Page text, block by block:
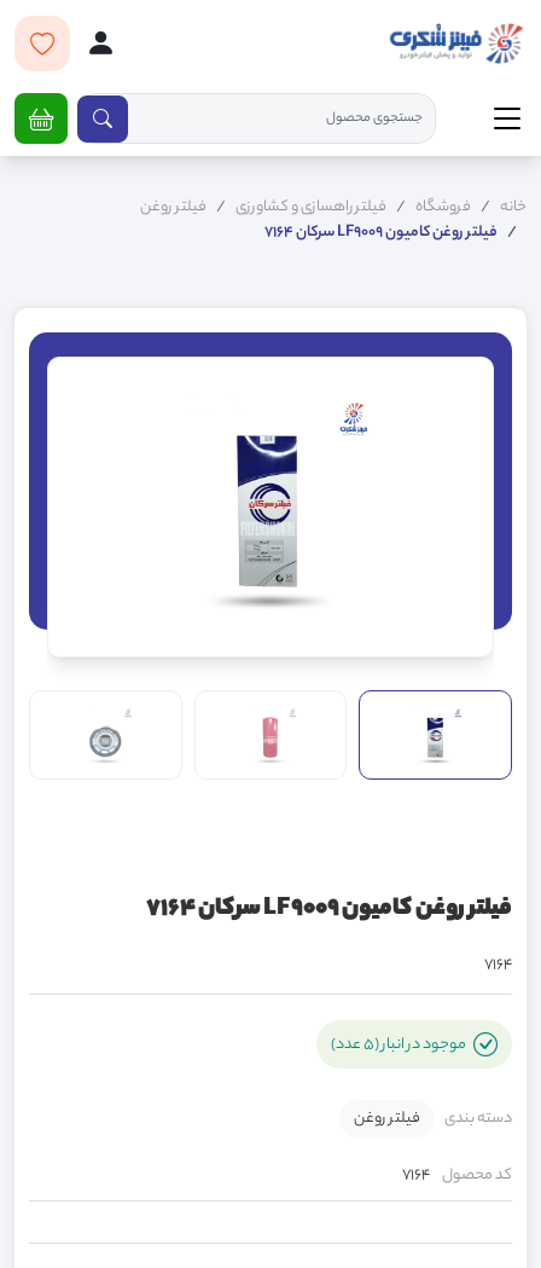
خانه فروشگاه فیلتر راهسازی و کشاورزی
فیلتر روغن
فیلتر روغن کامیون LF9009 سرکان 7164
فیلتر روغن کامیون LF9009 سرکان 7164
7164
موجود در انبار (5 عدد)
دسته بندی فیلتر روغن
کد محصول 7164